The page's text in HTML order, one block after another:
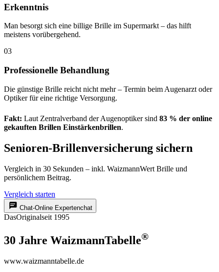
Erkenntnis
Man besorgt sich eine billige Brille im Supermarkt – das hilft
meistens vorübergehend.
03
Professionelle Behandlung
Die günstige Brille reicht nicht mehr – Termin beim Augenarzt oder
Optiker für eine richtige Versorgung.
Fakt: Laut Zentralverband der Augenoptiker sind 83 % der online
gekauften Brillen Einstärkenbrillen.
Senioren-Brillenversicherung sichern
Vergleich in 30 Sekunden – inkl. WaizmannWert Brille und
persönlichem Beitrag.
Vergleich starten
Chat-Online Expertenchat
DasOriginalseit 1995
30 Jahre WaizmannTabelle®
www.waizmanntabelle.de